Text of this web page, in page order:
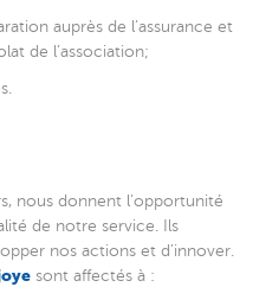
auprès de l’assurance et
de l’association;
nous donnent l’opportunité
de notre service. Ils
nos actions et d’innover.
sont affectés à :